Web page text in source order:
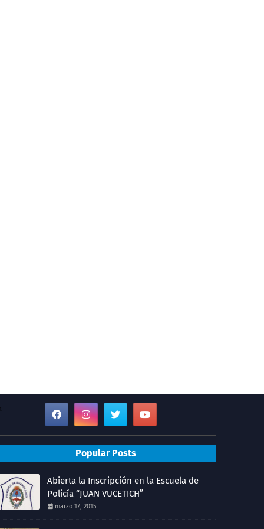
Popular Posts
Abierta la Inscripción en la Escuela de
Policía “JUAN VUCETICH”
marzo 17, 2015